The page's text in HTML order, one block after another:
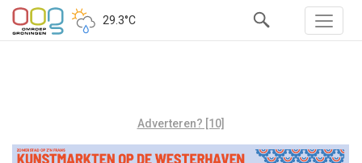
29.3°C
Adverteren? [10]